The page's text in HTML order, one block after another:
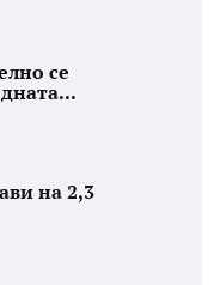
се
на 2,3